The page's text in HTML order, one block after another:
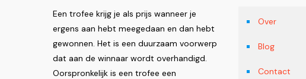
Een trofee krijg je als prijs wanneer je
ergens aan hebt meegedaan en dan hebt
gewonnen. Het is een duurzaam voorwerp
dat aan de winnaar wordt overhandigd.
Oorspronkelijk is een trofee een
Over
Blog
Contact